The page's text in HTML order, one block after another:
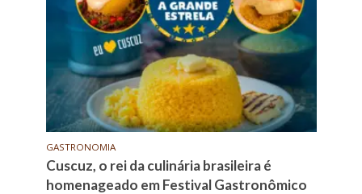
GASTRONOMIA
Cuscuz, o rei da culinária brasileira é
homenageado em Festival Gastronômico